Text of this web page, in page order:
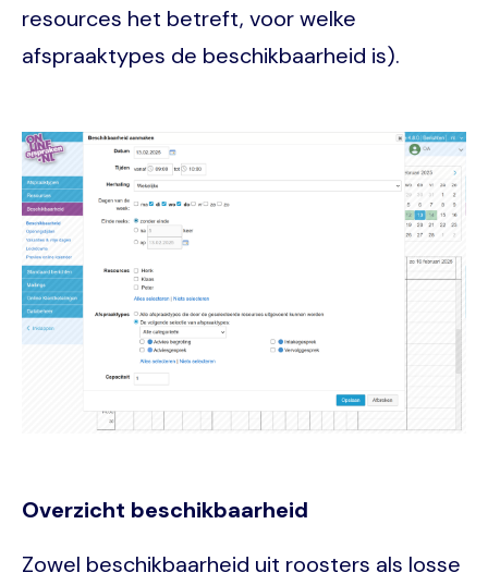
resources het betreft, voor welke
afspraaktypes de beschikbaarheid is).
Image
Overzicht beschikbaarheid
Zowel beschikbaarheid uit roosters als losse